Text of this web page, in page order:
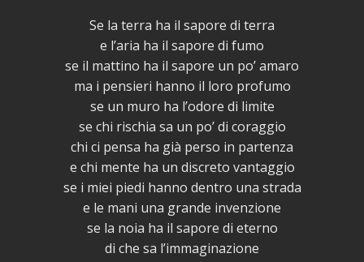
Se la terra ha il sapore di terra
e l’aria ha il sapore di fumo
se il mattino ha il sapore un po’ amaro
ma i pensieri hanno il loro profumo
se un muro ha l’odore di limite
se chi rischia sa un po’ di coraggio
chi ci pensa ha già perso in partenza
e chi mente ha un discreto vantaggio
se i miei piedi hanno dentro una strada
e le mani una grande invenzione
se la noia ha il sapore di eterno
di che sa l’immaginazione